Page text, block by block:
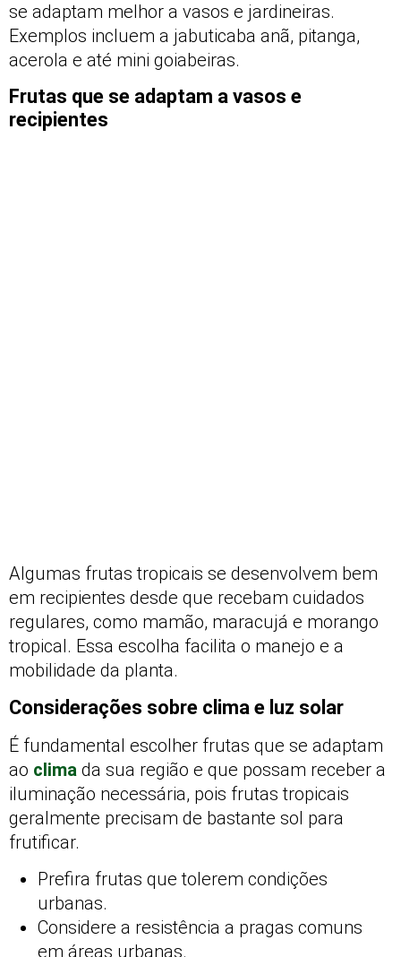
se adaptam melhor a vasos e jardineiras.
Exemplos incluem a jabuticaba anã, pitanga,
acerola e até mini goiabeiras.
Frutas que se adaptam a vasos e
recipientes
Algumas frutas tropicais se desenvolvem bem
em recipientes desde que recebam cuidados
regulares, como mamão, maracujá e morango
tropical. Essa escolha facilita o manejo e a
mobilidade da planta.
Considerações sobre clima e luz solar
É fundamental escolher frutas que se adaptam
ao clima da sua região e que possam receber a
iluminação necessária, pois frutas tropicais
geralmente precisam de bastante sol para
frutificar.
Prefira frutas que tolerem condições
urbanas.
Considere a resistência a pragas comuns
em áreas urbanas.